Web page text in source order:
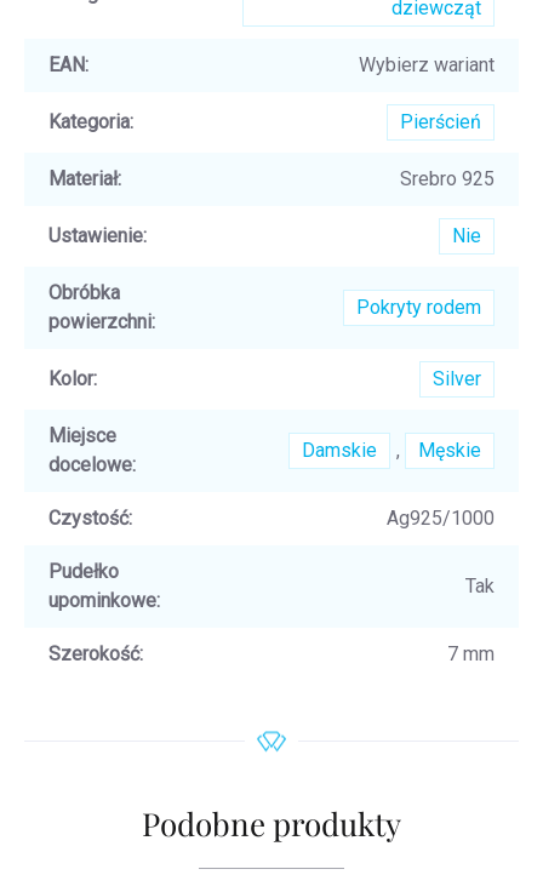
dziewcząt
EAN: Wybierz wariant
Kategoria: Pierścień
Materiał: Srebro 925
Ustawienie: Nie
Obróbka
powierzchni:
Pokryty rodem
Kolor: Silver
Miejsce
docelowe:
Damskie , Męskie
Czystość: Ag925/1000
Pudełko
upominkowe:
Tak
Szerokość: 7 mm
Podobne produkty